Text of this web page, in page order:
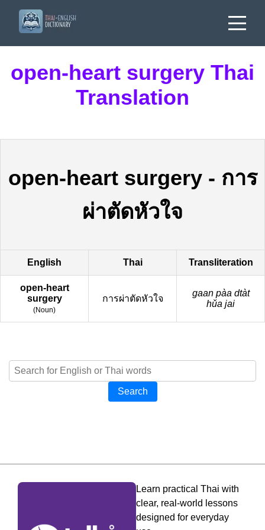
open-heart surgery Thai
Translation
open-heart surgery- การ
ผ่าตัดหัวใจ
English Thai Transliteration
open-heart
surgery
(Noun)
การผ่าตัดหัวใจ
gaan pàa dtàt
hǔa jai
Search
Learn practical Thai with
clear, real-world lessons
designed for everyday